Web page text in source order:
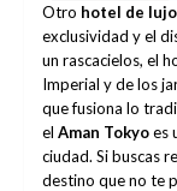
Otro hotel de lujo
exclusividad y el
un rascacielos, el
Imperial y de los
que fusiona lo
el Aman Tokyoes
ciudad. Si buscas
destino que no te